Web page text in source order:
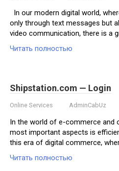
In our modern digital world,
only through text messages but
video communication, there is a
Читать полностью
Shipstation.com — Login
Online Services AdminCabUz
In the world of e-commerce and
most important aspects is
this era of digital commerce,
Читать полностью